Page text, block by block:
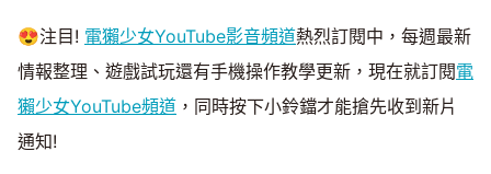
😍注目! 電獺少女YouTube影音頻道熱烈訂閱中，每週最新
情報整理、遊戲試玩還有手機操作教學更新，現在就訂閱電
獺少女YouTube頻道 ，同時按下小鈴鐺才能搶先收到新片
通知!